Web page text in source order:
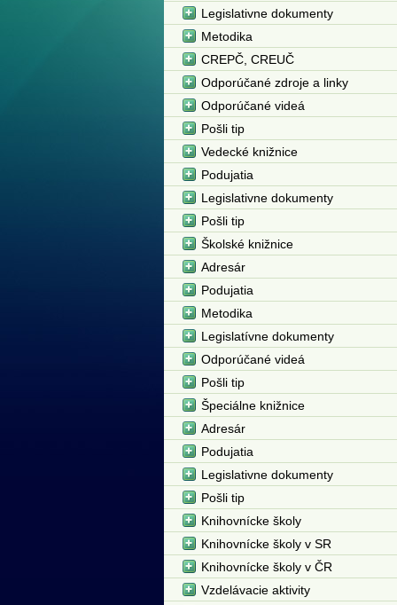
Legislativne dokumenty
Metodika
CREPČ, CREUČ
Odporúčané zdroje a linky
Odporúčané videá
Pošli tip
Vedecké knižnice
Podujatia
Legislativne dokumenty
Pošli tip
Školské knižnice
Adresár
Podujatia
Metodika
Legislatívne dokumenty
Odporúčané videá
Pošli tip
Špeciálne knižnice
Adresár
Podujatia
Legislativne dokumenty
Pošli tip
Knihovnícke školy
Knihovnícke školy v SR
Knihovnícke školy v ČR
Vzdelávacie aktivity